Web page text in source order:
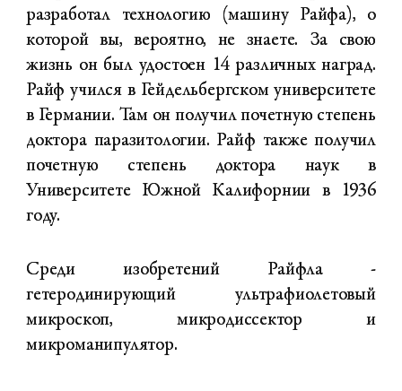
разработал технологию (машину Райфа), о
которой вы, вероятно, не знаете. За свою
жизнь он был удостоен 14 различных наград.
Райф учился в Гейдельбергском университете
в Германии. Там он получил почетную степень
доктора паразитологии. Райф также получил
почетную степень доктора наук в
Университете Южной Калифорнии в 1936
году.
Среди изобретений Райфла -
гетеродинирующий ультрафиолетовый
микроскоп, микродиссектор и
микроманипулятор.